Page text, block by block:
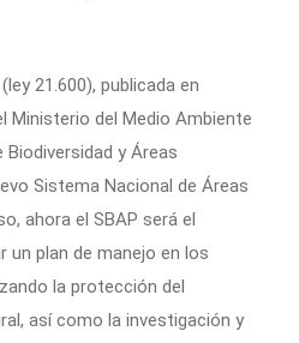
21.600), publicada en
Ministerio del Medio Ambiente
Biodiversidad y Áreas
Sistema Nacional de Áreas
ahora el SBAP será el
un plan de manejo en los
la protección del
así como la investigación y